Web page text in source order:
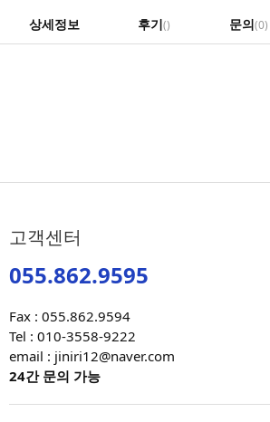
상세정보 후기() 문의(0)
고객센터
055.862.9595
Fax : 055.862.9594
Tel : 010-3558-9222
email : jiniri12@naver.com
24간 문의 가능